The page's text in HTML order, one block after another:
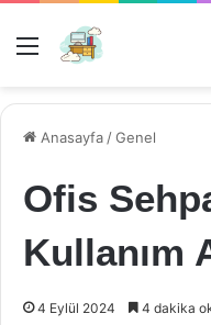
Menü
Anasayfa /Genel
Ofis
Kullanım
4 Eylül 2024 4 dakika